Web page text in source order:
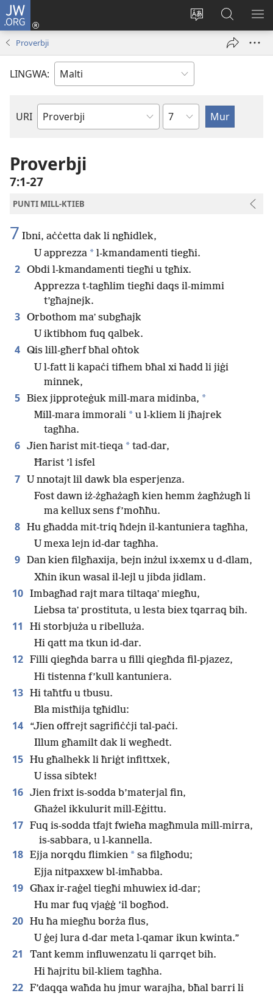
JW.ORG
Biddel
lingwa
Illoggja
(opens
Fittex
f’JW.ORG
Proverbji
LINGWA:
URI
Ktieb
Kapitlu
Proverbji
7:1-27
PUNTI MILL-KTIEB
7 Ibni, aċċetta dak li ngħidlek,
U apprezza * l-kmandamenti tiegħi.
2 Obdi l-kmandamenti tiegħi u tgħix.
Apprezza t-tagħlim tiegħi daqs il-mimmi
t’għajnejk.
3 Orbothom maʼ subgħajk
U iktibhom fuq qalbek.
4 Qis lill-għerf bħal oħtok
U l-fatt li kapaċi tifhem bħal xi ħadd li jiġi
minnek,
5 Biex jipproteġuk mill-mara midinba, *
Mill-mara immorali * u l-kliem li jħajrek
tagħha.
6 Jien ħarist mit-tieqa * tad-dar,
Ħarist ’l isfel
7 U nnotajt lil dawk bla esperjenza.
Fost dawn iż-żgħażagħ kien hemm żagħżugħ li
ma kellux sens f’moħħu.
8 Hu għadda mit-triq ħdejn il-kantuniera tagħha,
U mexa lejn id-dar tagħha.
9 Dan kien filgħaxija, bejn inżul ix-xemx u d-dlam,
Xħin ikun wasal il-lejl u jibda jidlam.
10 Imbagħad rajt mara tiltaqaʼ miegħu,
Liebsa taʼ prostituta, u lesta biex tqarraq bih.
11
Hi storbjuża u ribelluża.
Hi qatt ma tkun id-dar.
12 Filli qiegħda barra u filli qiegħda fil-pjazez,
Hi tistenna f’kull kantuniera.
13 Hi taħtfu u tbusu.
Bla mistħija tgħidlu:
14
“Jien offrejt sagrifiċċji tal-paċi.
Illum għamilt dak li wegħedt.
15 Hu għalhekk li ħriġt infittxek,
U issa sibtek!
16 Jien frixt is-sodda b’materjal fin,
Għażel ikkulurit mill-Eġittu.
17 Fuq is-sodda tfajt fwieħa magħmula mill-mirra,
is-sabbara, u l-kannella.
18 Ejja norqdu flimkien * sa filgħodu;
Ejja nitpaxxew bl-imħabba.
19 Għax ir-raġel tiegħi mhuwiex id-dar;
Hu mar fuq vjaġġ ’il bogħod.
20 Hu ħa miegħu borża flus,
U ġej lura d-dar meta l-qamar ikun kwinta.”
21
Tant kemm influwenzatu li qarrqet bih.
Hi ħajritu bil-kliem tagħha.
22 F’daqqa waħda hu jmur warajha, bħal barri li